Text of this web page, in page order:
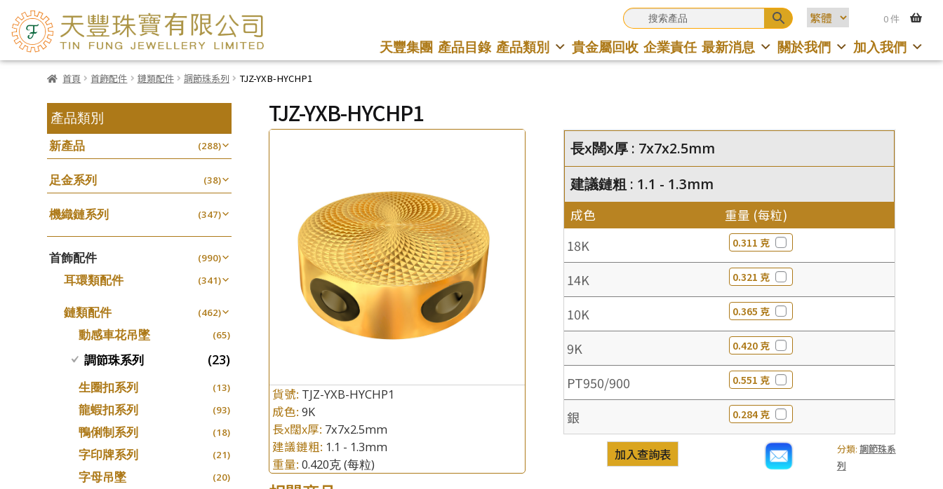
0 件
天豐集團 產品目錄 產品類別 貴金屬回收 企業責任 最新消息 關於我們 加入我們
首頁 首飾配件 鏈類配件 調節珠系列 TJZ-YXB-HYCHP1
TJZ-YXB-HYCHP1
產品查詢
貨號: TJZ-YXB-HYCHP1
成色: 9K
長x闊x厚: 7x7x2.5mm
建議鏈粗: 1.1 - 1.3mm
重量: 0.420克(每粒)
長x闊x厚 : 7x7x2.5mm
建議鏈粗 : 1.1 - 1.3mm
成色 重量 (每粒)
18K 0.311 克
14K 0.321 克
10K 0.365 克
9K 0.420 克
PT950/900 0.551 克
銀 0.284 克
分類: 調節珠系
列
加入查詢表
產品類別
新產品 (288)
足金系列 (38)
機織鏈系列 (347)
珠仔鏈 (25)
镶口链 (61)
管狀網鏈 (11)
十字鏈系列
十字車花鏈系列
十字錘打鏈系列
側身車花鏈系列 (8)
側身鏈系列 (9)
肖邦鏈系列 (14)
雙十字鏈系列 (4)
水波鏈系列 (4)
首飾配件 (990)
耳環類配件 (341)
卷迫系列
螺絲迫系列
平臺迫系列 (74)
綫拍系列 (42)
美拍系列 (16)
耳針系列 (6)
耳環扣系列 (29)
耳綫/耳鈎系列 (25)
鏈類配件 (462)
動感車花吊墜 (65)
調節珠系列 (23)
生圈扣系列 (13)
龍蝦扣系列 (93)
鴨俐制系列 (18)
字印牌系列 (21)
字母吊墜 (20)